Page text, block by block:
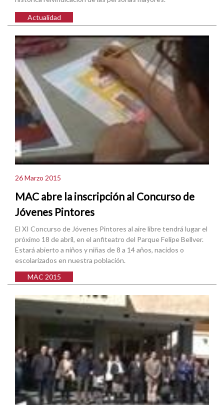
Actualidad
26 Marzo 2015
MAC abre la inscripción al Concurso de
Jóvenes Pintores
El XI Concurso de Jóvenes Pintores al aire libre tendrá lugar el
próximo 18 de abril, en el anfiteatro del Parque Felipe Bellver.
Estará abierto a niños y niñas de 8 a 14 años, nacidos o
escolarizados en nuestra población.
MAC 2015